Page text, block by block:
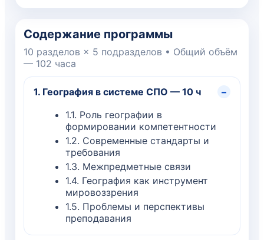
Содержание программы
10 разделов × 5 подразделов • Общий объём
— 102 часа
1. География в системе СПО — 10 ч
–
1.1. Роль географии в
формировании компетентности
1.2. Современные стандарты и
требования
1.3. Межпредметные связи
1.4. География как инструмент
мировоззрения
1.5. Проблемы и перспективы
преподавания